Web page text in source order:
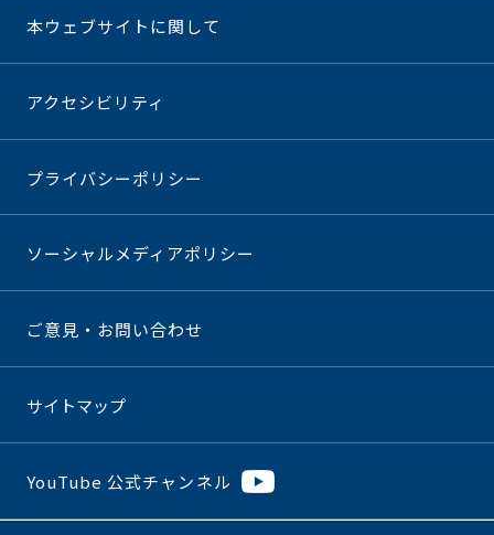
本ウェブサイトに関して
アクセシビリティ
プライバシーポリシー
ソーシャルメディアポリシー
ご意見・お問い合わせ
サイトマップ
YouTube 公式チャンネル